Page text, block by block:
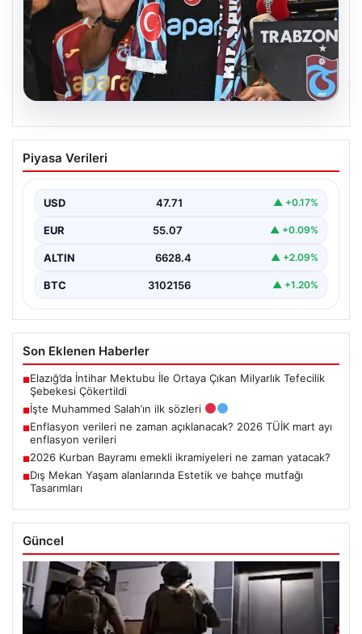
İşte Muhammed Salah’ın ilk sözleri
Piyasa Verileri
USD 47.71 ▲ +0.17%
EUR 55.07 ▲ +0.09%
ALTIN 6628.4 ▲ +2.09%
BTC 3102156 ▲ +1.20%
Son Eklenen Haberler
■Elazığ’da İntihar Mektubu İle Ortaya Çıkan Milyarlık Tefecilik
Şebekesi Çökertildi
■İşte Muhammed Salah’ın ilk sözleri
■Enflasyon verileri ne zaman açıklanacak? 2026 TÜİK mart ayı
enflasyon verileri
■2026 Kurban Bayramı emekli ikramiyeleri ne zaman yatacak?
■Dış Mekan Yaşam alanlarında Estetik ve bahçe mutfağı
Tasarımları
Güncel